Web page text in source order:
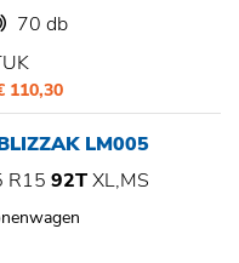
70 db
110,30
LM005
R15 92TXL,MS